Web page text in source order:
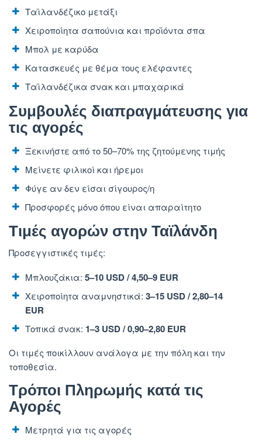
Ταϊλανδέζικο μετάξι
Χειροποίητα σαπούνια και προϊόντα σπα
Μπολ με καρύδα
Κατασκευές με θέμα τους ελέφαντες
Ταϊλανδέζικα σνακ και μπαχαρικά
Συμβουλές διαπραγμάτευσης για
τις αγορές
Ξεκινήστε από το 50–70% της ζητούμενης τιμής
Μείνετε φιλικοί και ήρεμοι
Φύγε αν δεν είσαι σίγουρος/η
Προσφορές μόνο όπου είναι απαραίτητο
Τιμές αγορών στην Ταϊλάνδη
Προσεγγιστικές τιμές:
Μπλουζάκια: 5–10 USD / 4,50–9 EUR
Χειροποίητα αναμνηστικά: 3–15 USD / 2,80–14
EUR
Τοπικά σνακ: 1–3 USD / 0,90–2,80 EUR
Οι τιμές ποικίλλουν ανάλογα με την πόλη και την
τοποθεσία.
Τρόποι Πληρωμής κατά τις
Αγορές
Μετρητά για τις αγορές